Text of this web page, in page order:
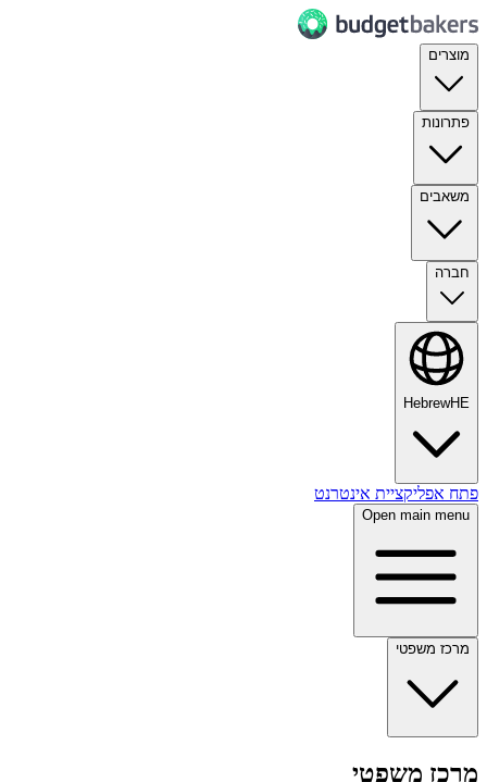
מוצרים
פתרונות
משאבים
חברה
HebrewHE
פתח אפליקציית אינטרנט
Open main menu
מרכז משפטי
מרכז משפטי